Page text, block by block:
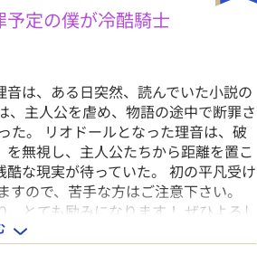
定の僕が冷酷騎士
は、ある日突然、読んでいた小説の
、主人公を虐め、物語の途中で断罪さ
た。 リオドールとなった理音は、破
無視し、主人公たちから距離を置こ
な現実が待っていた。 初の平凡受け
ので、苦手な方はご注意下さい。
とても励みになります！ ぜひよろし